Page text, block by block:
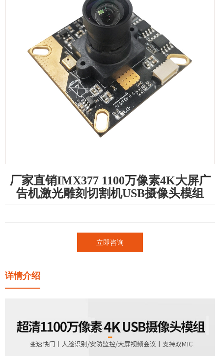
厂家直销IMX377 1100万像素4K大屏广
告机激光雕刻切割机USB摄像头模组
立即咨询
详情介绍